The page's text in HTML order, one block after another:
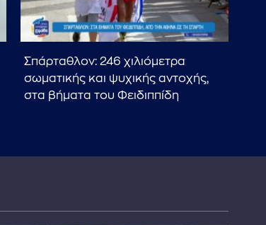
Σπάρταθλον: 246 χιλιόμετρα
σωματικής και ψυχικής αντοχής,
στα βήματα του Φειδιππίδη